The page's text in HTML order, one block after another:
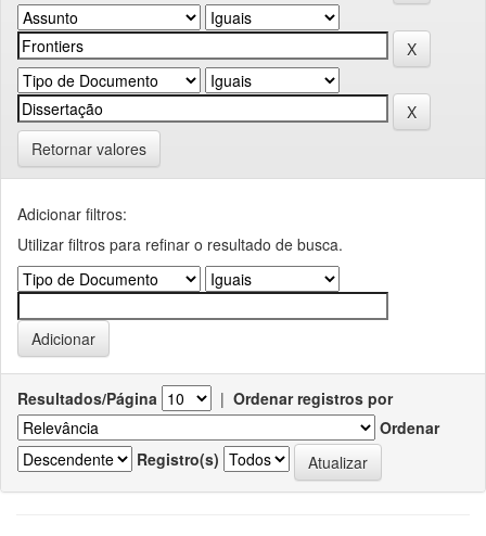
Retornar valores
Adicionar filtros:
Utilizar filtros para refinar o resultado de busca.
Resultados/Página | Ordenar registros por
Ordenar
Registro(s)